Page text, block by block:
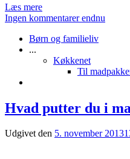
Læs mere
Ingen kommentarer endnu
Børn og familieliv
...
Køkkenet
Til
Hvad putter du i
Udgivet den 5. november 2013